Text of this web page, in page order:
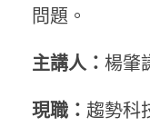
問題。
主講人： 楊肇
現職： 趨勢科